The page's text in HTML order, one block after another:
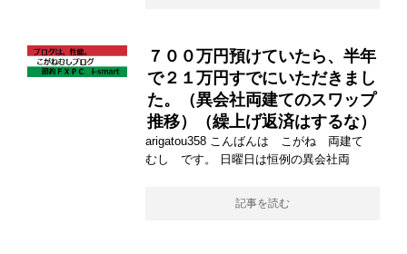
７００万円預けていたら、半年
で２１万円すでにいただきまし
た。（異会社両建てのスワップ
推移）（繰上げ返済はするな）
arigatou358 こんばんは こがね 両建て
むし です。 日曜日は恒例の異会社両
記事を読む